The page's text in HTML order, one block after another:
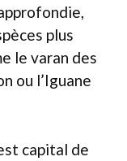
plus
le varan des
ou l’Iguane
capital de